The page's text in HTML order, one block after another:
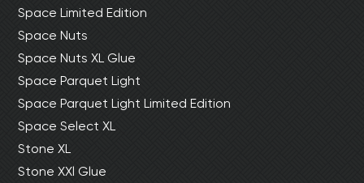
Space Limited Edition
Space Nuts
Space Nuts XL Glue
Space Parquet Light
Space Parquet Light Limited Edition
Space Select XL
Stone XL
Stone XXl Glue